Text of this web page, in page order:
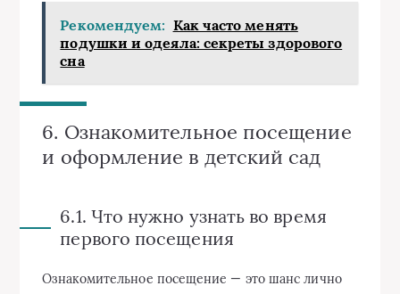
Рекомендуем: Как часто менять
подушки и одеяла: секреты здорового
сна
6. Ознакомительное посещение
и оформление в детский сад
6.1. Что нужно узнать во время
первого посещения
Ознакомительное посещение — это шанс лично